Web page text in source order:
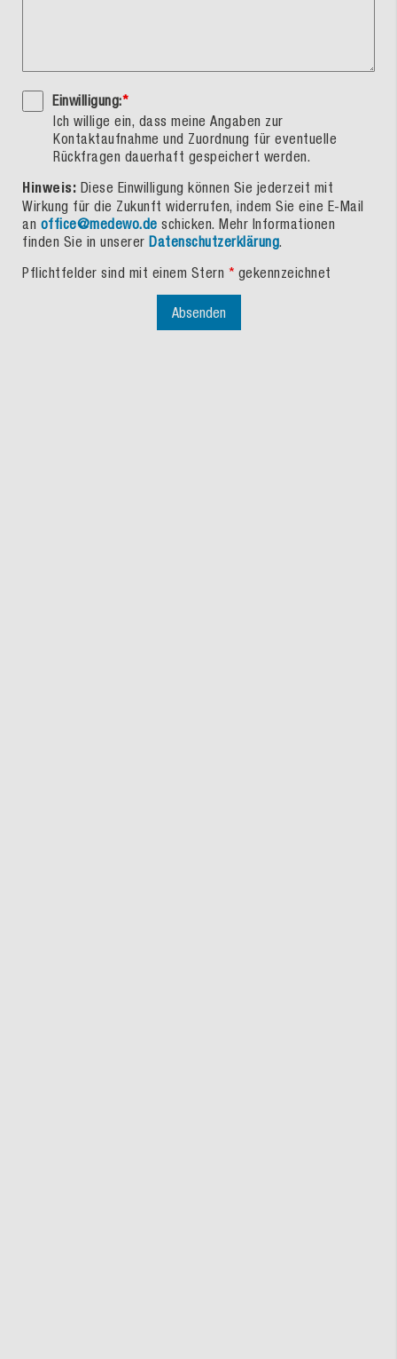
Einwilligung:*
Ich willige ein, dass meine Angaben zur
Kontaktaufnahme und Zuordnung für eventuelle
Rückfragen dauerhaft gespeichert werden.
Hinweis: Diese Einwilligung können Sie jederzeit mit
Wirkung für die Zukunft widerrufen, indem Sie eine E-Mail
an office@medewo.de
finden Sie in unserer Datenschutzerklärung.
Pflichtfelder sind mit einem Stern * gekennzeichnet
Absenden